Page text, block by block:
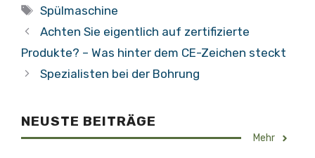
Schlagwörter
Spülmaschine
Achten Sie eigentlich auf zertifizierte
Produkte? – Was hinter dem CE-Zeichen steckt
Spezialisten bei der Bohrung
NEUSTE BEITRÄGE
Mehr